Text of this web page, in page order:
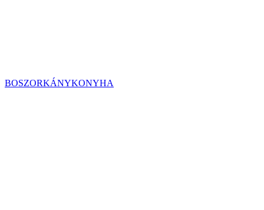
BOSZORKÁNYKONYHA